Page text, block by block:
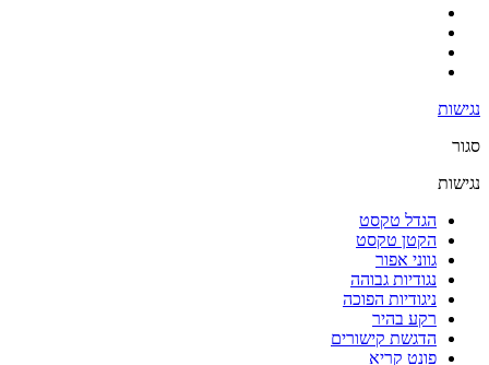
נגישות
סגור
נגישות
הגדל טקסט
הקטן טקסט
גווני אפור
נגודיות גבוהה
ניגודיות הפוכה
רקע בהיר
הדגשת קישורים
פונט קריא